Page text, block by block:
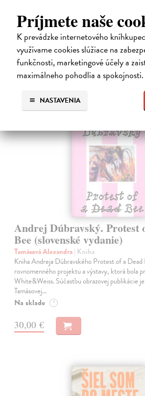
Príjmete naše
K prevádzke internetového
využívame cookies slúžiace na
funkčnosti, marketingové účely a
maximálneho pohodlia a spokojnosti.
NASTAVENIA
čo ho inšpirovalo k napísaniu tejto knihy.
slabé…
Na sklade ?
31,92 €
39,90 € ?
Andrej Dúbravský. Protest
Bee (slovenské vydanie)
Tamásová Alexandra| Kniha
Kniha Andreja Dúbravského Protest of a Dead
rovnomenného projektu a výstavy, ktorá bola
White&Weiss. Súčasťou obrazovej publikácie
Tamásovej…
Na sklade ?
30,00 €